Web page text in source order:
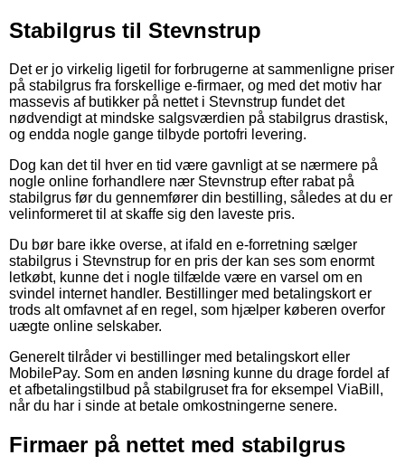
Stabilgrus til Stevnstrup
Det er jo virkelig ligetil for forbrugerne at sammenligne priser
på stabilgrus fra forskellige e-firmaer, og med det motiv har
massevis af butikker på nettet i Stevnstrup fundet det
nødvendigt at mindske salgsværdien på stabilgrus drastisk,
og endda nogle gange tilbyde portofri levering.
Dog kan det til hver en tid være gavnligt at se nærmere på
nogle online forhandlere nær Stevnstrup efter rabat på
stabilgrus før du gennemfører din bestilling, således at du er
velinformeret til at skaffe sig den laveste pris.
Du bør bare ikke overse, at ifald en e-forretning sælger
stabilgrus i Stevnstrup for en pris der kan ses som enormt
letkøbt, kunne det i nogle tilfælde være en varsel om en
svindel internet handler. Bestillinger med betalingskort er
trods alt omfavnet af en regel, som hjælper køberen overfor
uægte online selskaber.
Generelt tilråder vi bestillinger med betalingskort eller
MobilePay. Som en anden løsning kunne du drage fordel af
et afbetalingstilbud på stabilgruset fra for eksempel ViaBill,
når du har i sinde at betale omkostningerne senere.
Firmaer på nettet med stabilgrus